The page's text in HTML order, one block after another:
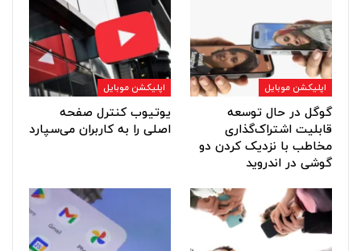
اپلیکشن موبایل
گوگل در حال توسعه
قابلیت اشتراک‌گذاری
مخاطب با نزدیک کردن دو
گوشی در اندروید
اپلیکشن موبایل
یوتیوب کنترل صفحه
اصلی را به کاربران می‌سپارد